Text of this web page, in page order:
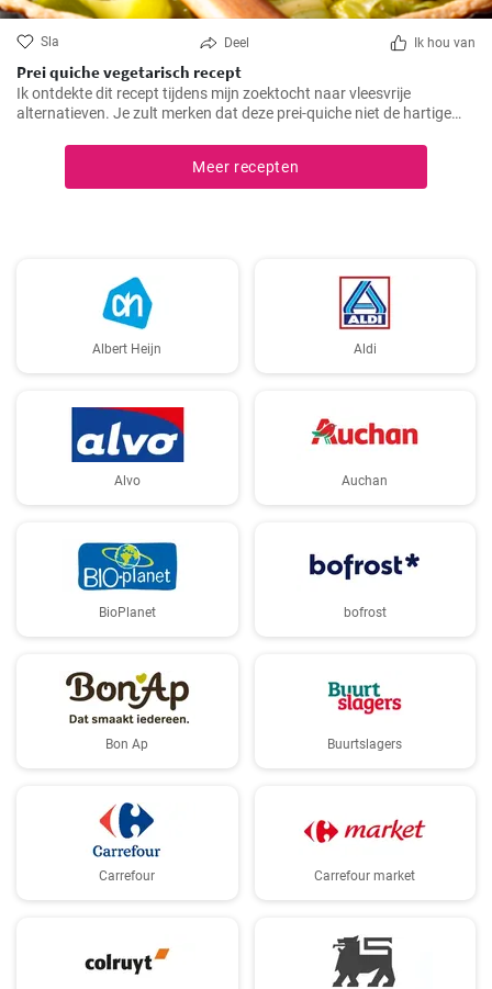
Sla Deel Ik hou van
Prei quiche vegetarisch recept
Ik ontdekte dit recept tijdens mijn zoektocht naar vleesvrije
alternatieven. Je zult merken dat deze prei-quiche niet de hartige
ideaal voor een gezonde lunch of avondmaaltijd en gemakkelijk van
tevoren klaar te maken. Daarom is dit recept al jaren een van mijn
favorieten.
Meer recepten
Albert Heijn Aldi
Alvo Auchan
BioPlanet bofrost
Bon Ap Buurtslagers
Carrefour Carrefour market